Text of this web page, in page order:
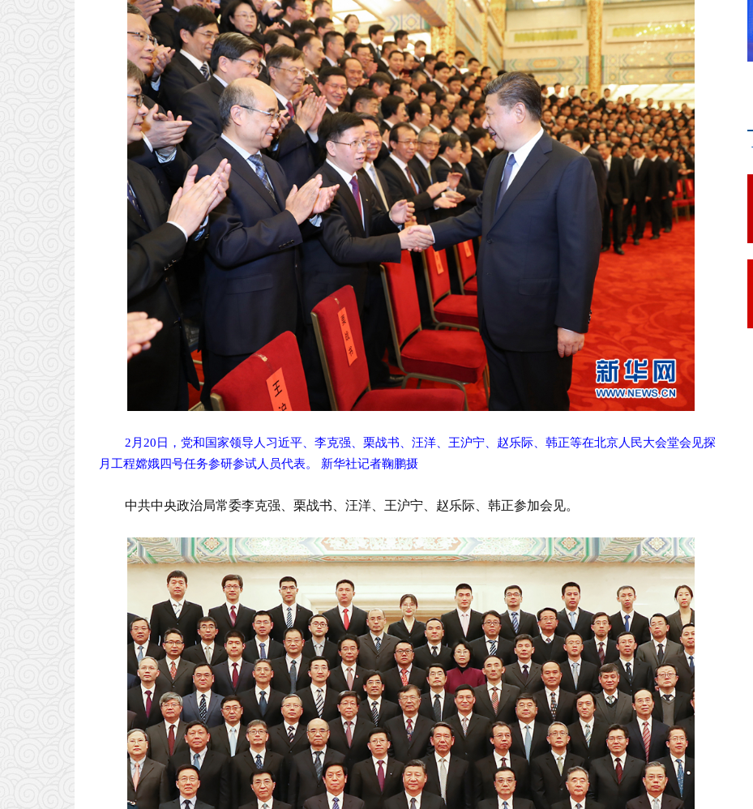
2月20日，党和国家领导人习近平、李克强、栗战书、汪洋、王沪宁、赵乐际、韩正等在北京人民大会堂会见探
月工程嫦娥四号任务参研参试人员代表。 新华社记者鞠鹏摄
中共中央政治局常委李克强、栗战书、汪洋、王沪宁、赵乐际、韩正参加会见。